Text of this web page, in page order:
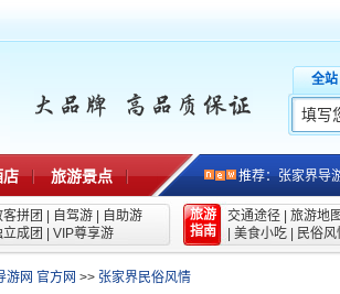
全站
旅游景点 推荐：张家界导
客拼团 自驾游
自助游
立成团
VIP尊享游
旅游
指南
交通途径 旅游地图
美食小吃 民俗风
游网 官方网 >> 张家界民俗风情